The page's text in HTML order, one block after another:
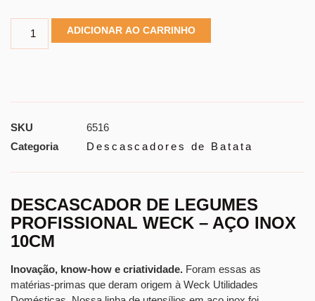
ADICIONAR AO CARRINHO
SKU
6516
Categoria
Descascadores de Batata
DESCASCADOR DE LEGUMES
PROFISSIONAL WECK – AÇO INOX
10CM
Inovação, know-how e criatividade. Foram essas as
matérias-primas que deram origem à Weck Utilidades